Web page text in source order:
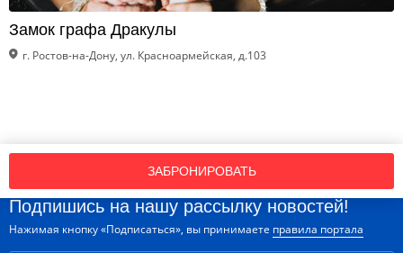
Замок графа Дракулы
г. Ростов-на-Дону, ул. Красноармейская, д.103
ЗАБРОНИРОВАТЬ
Подпишись на нашу рассылку новостей!
Нажимая кнопку «Подписаться», вы принимаете правила портала